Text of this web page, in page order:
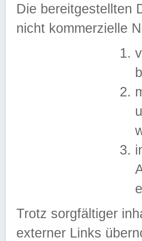
Die bereitgestellten
nicht kommerzielle
Trotz sorgfältiger
externer Links